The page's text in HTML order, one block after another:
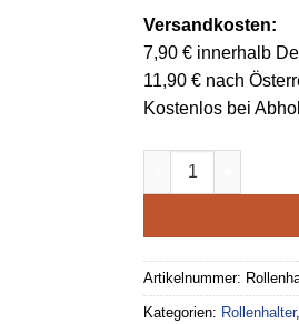
Versandkosten:
7,90 € innerhalb
11,90 € nach
Kostenlos bei
Rollenhalter Metall
Artikelnummer:
Kategorien: Rollenhalter,